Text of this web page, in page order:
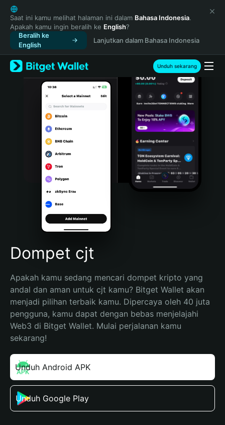
English
日本語
Tiếng Việt
Русский
Español (Latinoamérica)
Türkçe
Italiano
Português (Portugal)
Bahasa Indonesia
Português (Brasil)
Español (Argentina)
Saat ini kamu melihat halaman ini dalam Bahasa Indonesia.
Apakah kamu ingin beralih ke English?
Beralih ke
English
Lanjutkan dalam Bahasa Indonesia
Unduh sekarang
Dompet cjt
Apakah kamu sedang mencari dompet kripto yang
andal dan aman untuk cjt kamu? Bitget Wallet akan
menjadi pilihan terbaik kamu. Dipercaya oleh 40 juta
pengguna, kamu dapat dengan bebas menjelajahi
Web3 di Bitget Wallet. Mulai perjalanan kamu
sekarang!
Unduh Android APK
Unduh Google Play